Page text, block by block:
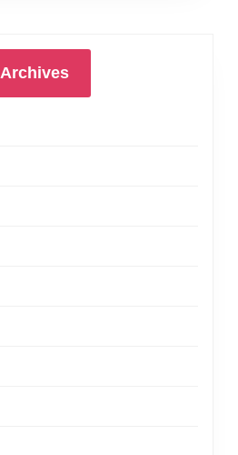
Archives